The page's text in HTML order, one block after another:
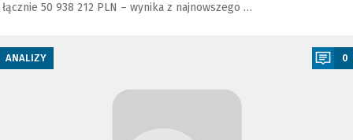
łącznie 50 938 212 PLN – wynika z najnowszego …
ANALIZY 0